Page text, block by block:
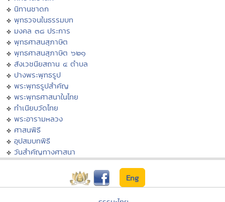
นิทานชาดก
พุทธวจนในธรรมบท
มงคล ๓๘ ประการ
พุทธศาสนสุภาษิต
พุทธศาสนสุภาษิต ๖๒๑
สังเวชนียสถาน ๔ ตำบล
ปางพระพุทธรูป
พระพุทธรูปสำคัญ
พระพุทธศาสนาในไทย
ทำเนียบวัดไทย
พระอารามหลวง
ศาสนพิธี
อุปสมบทพิธี
วันสำคัญทางศาสนา
Eng